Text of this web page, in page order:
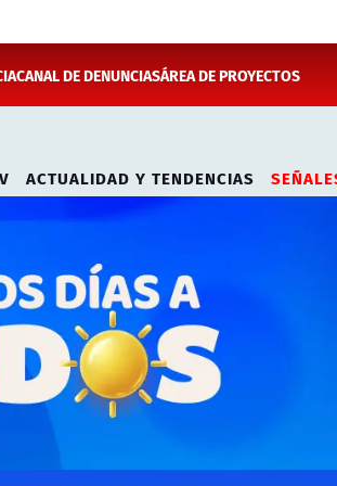
CANAL DE DENUNCIASÁREA DE PROYECTOS
ACTUALIDAD Y TENDENCIAS